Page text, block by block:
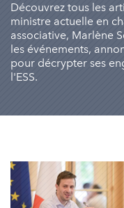
Découvrez tous les
ministre actuelle en
associative, Marlène
les événements,
pour décrypter ses
l'ESS.